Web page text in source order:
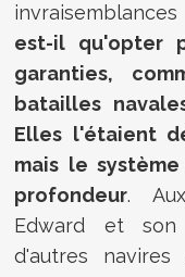
est-il qu'opter
garanties,
batailles
Elles l'étaient
mais le
profondeur.
Edward et son
d'autres